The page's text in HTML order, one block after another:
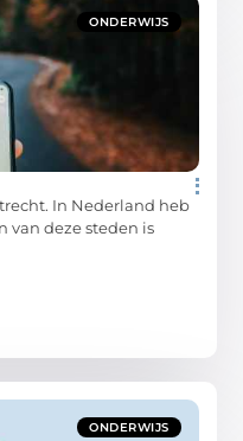
ONDERWIJS
In Nederland heb
van deze steden is
ONDERWIJS